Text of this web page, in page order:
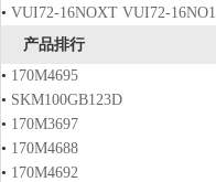
• VUI72-16NOXT VUI72-16NO1 VUO121-12NO1 VUO121-14NO1
产品排行
• 170M4695
• SKM100GB123D
• 170M3697
• 170M4688
• 170M4692